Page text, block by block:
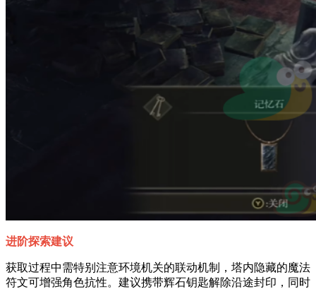
进阶探索建议
获取过程中需特别注意环境机关的联动机制，塔内隐藏的魔法
符文可增强角色抗性。建议携带辉石钥匙解除沿途封印，同时